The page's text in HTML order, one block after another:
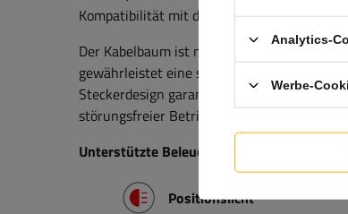
Kompatibilität mit den meisten Fahrzeugen.
Der Kabelbaum ist mit
zwei 5-poligen
gewährleistet eine schnelle und sichere
Steckerdesign garantiert eine
störungsfreier Betrieb der gesamten
Unterstützte Beleuchtungsfunktionen
Positionslicht
Analytics-
Werbe-